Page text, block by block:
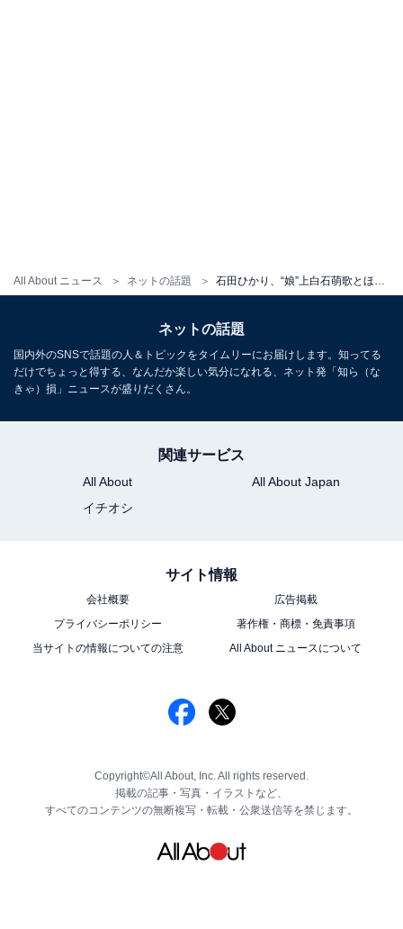
All About ニュース ネットの話題
ネットの話題
国内外のSNSで話題の人＆トピックをタイムリーにお届けします。知ってる
だけでちょっと得する、なんだか楽しい気分になれる、ネット発「知ら（な
きゃ）損」ニュースが盛りだくさん。
関連サービス
All About
All About Japan
イチオシ
サイト情報
会社概要
広告掲載
プライバシーポリシー
著作権・商標・免責事項
当サイトの情報についての注意
All About ニュースについて
Copyright©All About, Inc. All rights reserved.
掲載の記事・写真・イラストなど、
すべてのコンテンツの無断複写・転載・公衆送信等を禁じます。